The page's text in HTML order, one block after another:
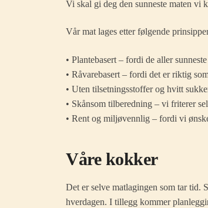
Vi skal gi deg den sunneste maten vi
Vår mat lages etter følgende
• Plantebasert – fordi de aller
• Råvarebasert – fordi det er riktig
• Uten tilsetningsstoffer og hvitt
• Skånsom tilberedning – vi friterer
• Rent og miljøvennlig – fordi vi
Våre kokker
Det er selve matlagingen som tar tid.
hverdagen. I tillegg kommer